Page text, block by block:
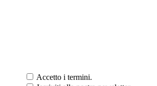
Accetto i termini.